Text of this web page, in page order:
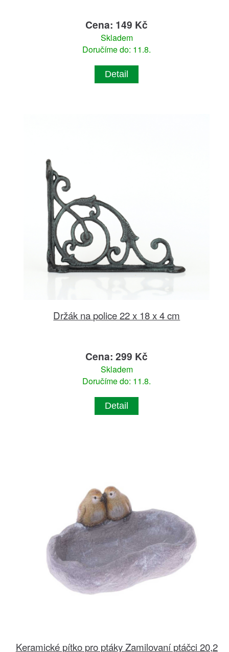
Cena: 149 Kč
Skladem
Doručíme do: 11.8.
Detail
Držák na police 22 x 18 x 4 cm
Cena: 299 Kč
Skladem
Doručíme do: 11.8.
Detail
Keramické pítko pro ptáky Zamilovaní ptáčci 20,2